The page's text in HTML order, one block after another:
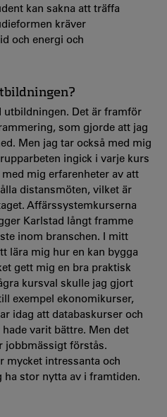
kan sakna att träffa
kräver
och energi och
utbildningen. Det är framför
som gjorde att jag
Men jag tar också med mig
ingick i varje kurs
mig erfarenheter av att
distansmöten, vilket är
Affärssystemkurserna
Karlstad långt framme
inom branschen. I mitt
lära mig hur en kan bygga
gett mig en bra praktisk
kursval skulle jag gjort
exempel ekonomikurser,
idag att databaskurser och
varit bättre. Men det
jobbmässigt förstås.
mycket intressanta och
ha stor nytta av i framtiden.